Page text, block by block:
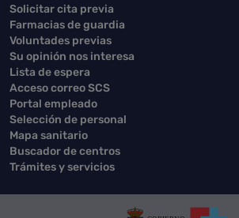
Solicitar cita previa
Farmacias de guardia
Voluntades previas
Su opinión nos interesa
Lista de espera
Acceso correo SCS
Portal empleado
Selección de personal
Mapa sanitario
Buscador de centros
Trámites y servicios